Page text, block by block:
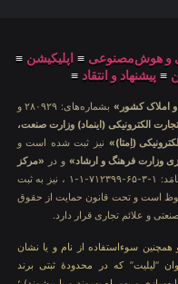
و هوش‌مصنوعی ≡ اپلیکیشن ≡
≡ پیشنهاد و انتقاد ≡
و املاک کشور»
بشماره‌های: ۲۸۰۹۲۹ و
الکترونیکی (اینماد) وزارت صنعت،
(اِمتا)» نیز ثبت شده است و
وزارت فرهنگ و ارشاد» و در «مرکز
بشماره شامَد: ۱-۳-۶۵-۷۱۲۳۹۹-۱-۱ ، نیز به ثبت
است و تحت قانون حمایت از حقوق
و علائم تجاری قرار دارد.
همچنین سوءاستفاده از نام و یا نشان
“لیلیت” که در محدودهٔ ثبتی برند